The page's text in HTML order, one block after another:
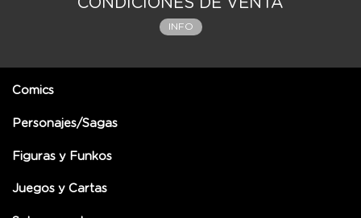
CONDICIONES DE VENTA
INFO
Comics
Personajes/Sagas
Figuras y Funkos
Juegos y Cartas